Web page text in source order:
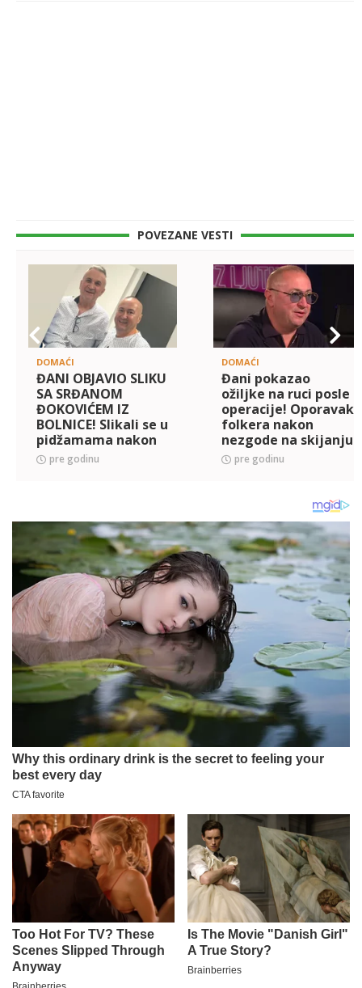
POVEZANE VESTI
DOMAĆI
ĐANI OBJAVIO SLIKU
SA SRĐANOM
ĐOKOVIĆEM IZ
BOLNICE! Slikali se u
pidžamama nakon
operacije, folker
poručio: On je moj
pre godinu
DOMAĆI
Đani pokazao
ožiljke na ruci posle
operacije! Oporavak
folkera nakon
nezgode na skijanju
i dalje traje! (FOTO)
pre godinu